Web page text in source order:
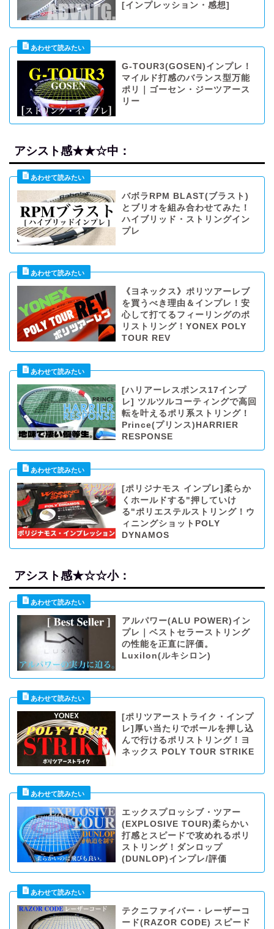
[インプレッション・感想]
G-TOUR3(GOSEN)インプレ！
マイルド打感のバランス型万能
ポリ｜ゴーセン・ジーツアース
リー
アシスト感★★☆中：
バボラRPM BLAST(ブラスト)
とブリオを組み合わせてみた！
ハイブリッド・ストリングイン
プレ
《ヨネックス》ポリツアーレブ
を買うべき理由＆インプレ！安
心して打てるフィーリングのポ
リストリング！YONEX POLY
TOUR REV
[ハリアーレスポンス17インプ
レ] ツルツルコーティングで高回
転を叶えるポリ系ストリング！
Prince(プリンス)HARRIER
RESPONSE
[ポリジナモス インプレ]柔らか
くホールドする"押していけ
る"ポリエステルストリング！ウ
ィニングショットPOLY
DYNAMOS
アシスト感★☆☆小：
アルパワー(ALU POWER)イン
プレ｜ベストセラーストリング
の性能を正直に評価。
Luxilon(ルキシロン)
[ポリツアーストライク・インプ
レ]厚い当たりでボールを押し込
んで行けるポリストリング！ヨ
ネックス POLY TOUR STRIKE
エックスプロッシブ・ツアー
(EXPLOSIVE TOUR)柔らかい
打感とスピードで攻めれるポリ
ストリング！ダンロップ
(DUNLOP)インプレ/評価
テクニファイバー・レーザーコ
ード(RAZOR CODE) スピード